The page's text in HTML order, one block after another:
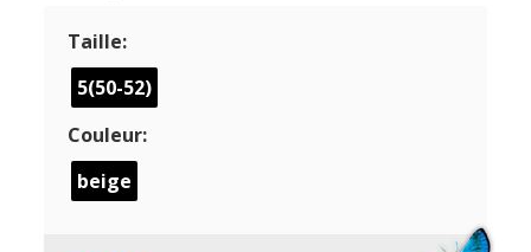
Taille:
5(50-52)
Couleur:
beige